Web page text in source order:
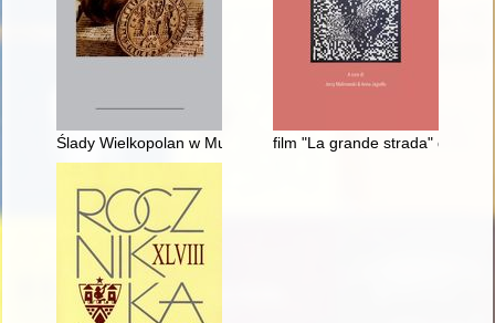
Ślady Wielkopolan w Muzeum Polskim i Bibliotece w
film "La grande strada" di